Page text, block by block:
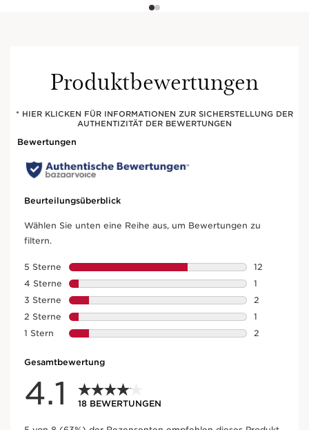
Produktbewertungen
* HIER KLICKEN FÜR INFORMATIONEN ZUR SICHERSTELLUNG DER
AUTHENTIZITÄT DER BEWERTUNGEN